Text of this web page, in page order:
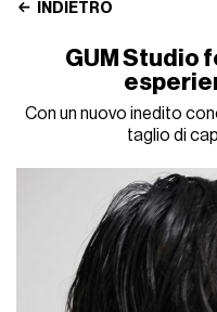
INDIETRO
GUM Studio
Con un nuovo inedito
taglio di